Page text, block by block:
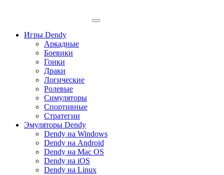
Игры Dendy
Аркадные
Боевики
Гонки
Драки
Логические
Ролевые
Симуляторы
Спортивные
Стратегии
Эмуляторы Dendy
Dendy на Windows
Dendy на Android
Dendy на Mac OS
Dendy на iOS
Dendy на Linux